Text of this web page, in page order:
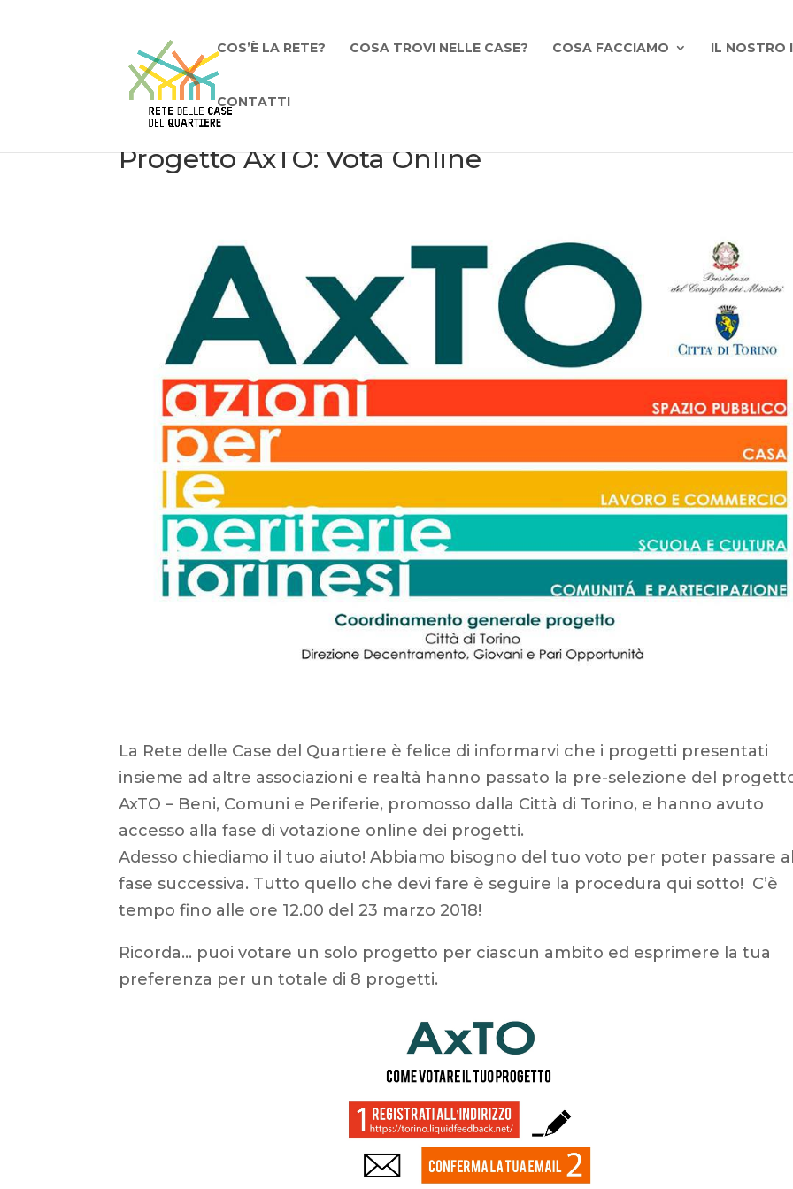
COS’È LA RETE? COSA TROVI NELLE CASE? COSA FACCIAMO IL NOSTRO
CONTATTI
Progetto AxTO: Vota Online
La Rete delle Case del Quartiere è felice di informarvi che i progetti presentati
insieme ad altre associazioni e realtà hanno passato la pre-selezione del
AxTO – Beni, Comuni e Periferie, promosso dalla Città di Torino, e hanno avuto
accesso alla fase di votazione online dei progetti.
Adesso chiediamo il tuo aiuto! Abbiamo bisogno del tuo voto per poter passare
fase successiva. Tutto quello che devi fare è seguire la procedura qui sotto! C’è
tempo fino alle ore 12.00 del 23 marzo 2018!
Ricorda… puoi votare un solo progetto per ciascun ambito ed esprimere la tua
preferenza per un totale di 8 progetti.